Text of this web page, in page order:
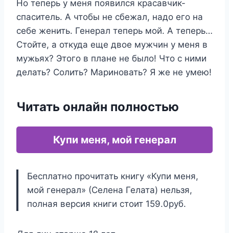
Но теперь у меня появился красавчик-
спаситель. А чтобы не сбежал, надо его на
себе женить. Генерал теперь мой. А теперь…
Стойте, а откуда еще двое мужчин у меня в
мужьях? Этого в плане не было! Что с ними
делать? Солить? Мариновать? Я же не умею!
Читать онлайн полностью
Купи меня, мой генерал
Бесплатно прочитать книгу «Купи меня,
мой генерал» (Селена Гелата) нельзя,
полная версия книги стоит 159.0руб.